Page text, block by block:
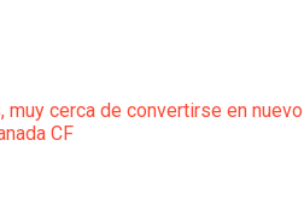
muy cerca de convertirse en nuevo
CF